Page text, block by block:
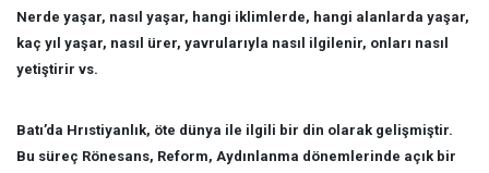
Nerde yaşar, nasıl yaşar, hangi iklimlerde, hangi alanlarda yaşar,
kaç yıl yaşar, nasıl ürer, yavrularıyla nasıl ilgilenir, onları nasıl
yetiştirir vs.
Batı’da Hrıstiyanlık, öte dünya ile ilgili bir din olarak gelişmiştir.
Bu süreç Rönesans, Reform, Aydınlanma dönemlerinde açık bir